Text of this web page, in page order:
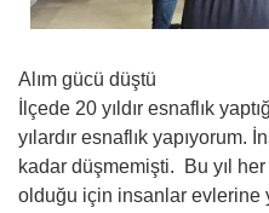
Alım gücü düştü
İlçede 20 yıldır esnaflık
yılardır esnaflık yapıyorum.
kadar düşmemişti. Bu yıl
olduğu için insanlar evlerine